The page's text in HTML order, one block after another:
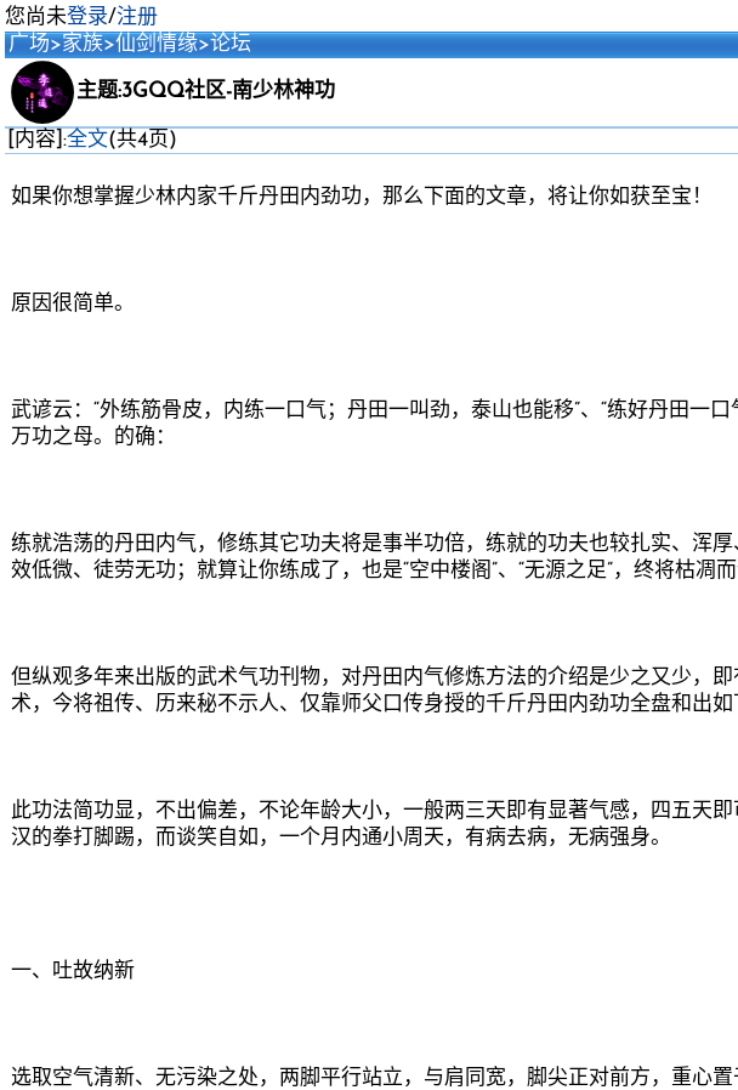
您尚未登录/注册
广场>家族>仙剑情缘>论坛
主题:3GQQ社区-南少林神功
[内容]:全文(共4页)
如果你想掌握少林内家千斤丹田内劲功，那么下面的文章，将让你如获至宝！
原因很简单。
武谚云：“外练筋骨皮，内练一口气；丹田一叫劲，泰山也能移”、“练好丹田
万功之母。的确：
练就浩荡的丹田内气，修练其它功夫将是事半功倍，练就的功夫也较扎实、浑
效低微、徒劳无功；就算让你练成了，也是“空中楼阁”、“无源之足”，终将枯凋
但纵观多年来出版的武术气功刊物，对丹田内气修炼方法的介绍是少之又少，
术，今将祖传、历来秘不示人、仅靠师父口传身授的千斤丹田内劲功全盘和出如
此功法简功显，不出偏差，不论年龄大小，一般两三天即有显著气感，四五天
汉的拳打脚踢，而谈笑自如，一个月内通小周天，有病去病，无病强身。
一、吐故纳新
选取空气清新、无污染之处，两脚平行站立，与肩同宽，脚尖正对前方，重心